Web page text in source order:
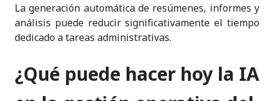
La generación automática de resúmenes, informes y
análisis puede reducir significativamente el tiempo
dedicado a tareas administrativas.
¿Qué puede hacer hoy la IA